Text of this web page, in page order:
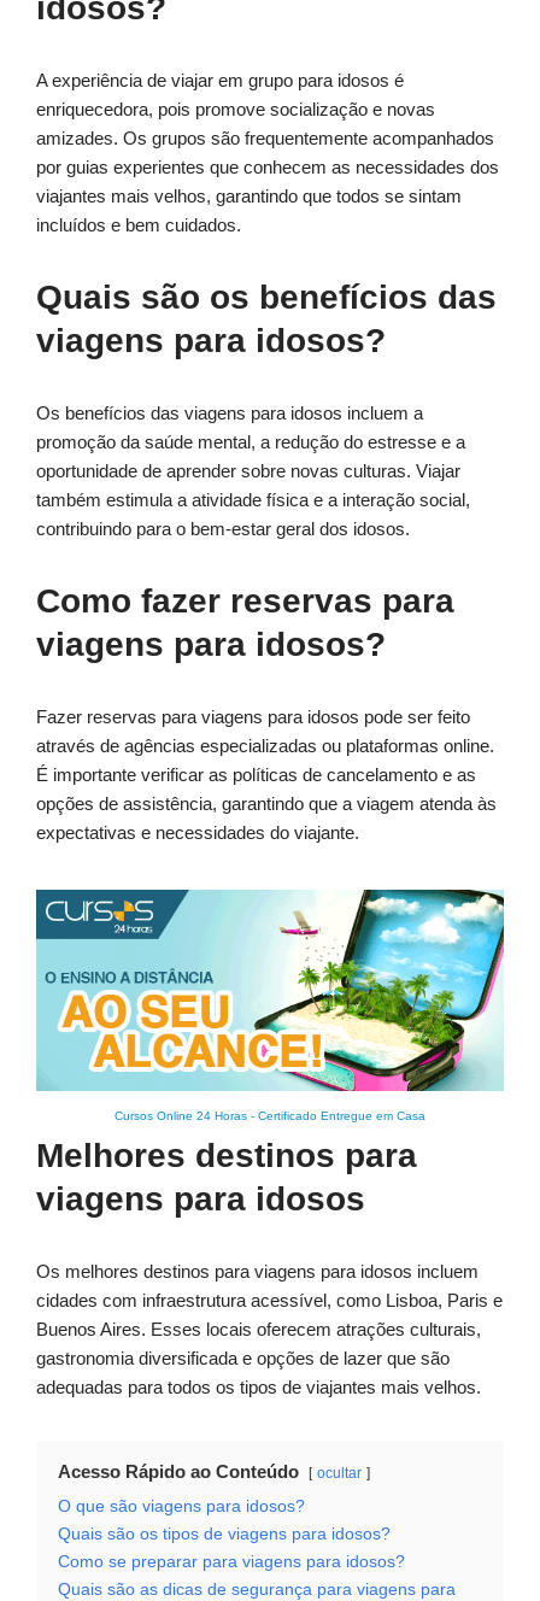
idosos?
A experiência de viajar em grupo para idosos é
enriquecedora, pois promove socialização e novas
amizades. Os grupos são frequentemente acompanhados
por guias experientes que conhecem as necessidades dos
viajantes mais velhos, garantindo que todos se sintam
incluídos e bem cuidados.
Quais são os benefícios das
viagens para idosos?
Os benefícios das viagens para idosos incluem a
promoção da saúde mental, a redução do estresse e a
oportunidade de aprender sobre novas culturas. Viajar
também estimula a atividade física e a interação social,
contribuindo para o bem-estar geral dos idosos.
Como fazer reservas para
viagens para idosos?
Fazer reservas para viagens para idosos pode ser feito
através de agências especializadas ou plataformas online.
É importante verificar as políticas de cancelamento e as
opções de assistência, garantindo que a viagem atenda às
expectativas e necessidades do viajante.
Cursos Online 24 Horas - Certificado Entregue em Casa
Melhores destinos para
viagens para idosos
Os melhores destinos para viagens para idosos incluem
cidades com infraestrutura acessível, como Lisboa, Paris e
Buenos Aires. Esses locais oferecem atrações culturais,
gastronomia diversificada e opções de lazer que são
adequadas para todos os tipos de viajantes mais velhos.
Acesso Rápido ao Conteúdo ocultar
O que são viagens para idosos?
Quais são os tipos de viagens para idosos?
Como se preparar para viagens para idosos?
Quais são as dicas de segurança para viagens para